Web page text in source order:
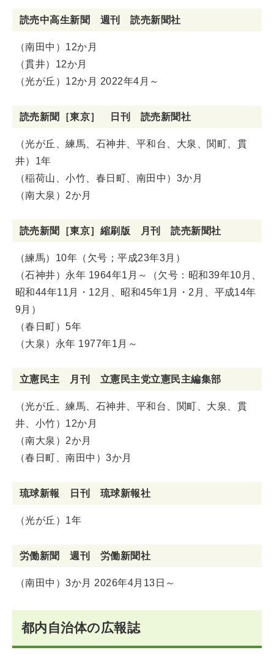
読売中高生新聞 週刊 読売新聞社
（南田中）12か月
（貫井）12か月
（光が丘）12か月 2022年4月～
読売新聞［東京］ 日刊 読売新聞社
（光が丘、練馬、石神井、平和台、大泉、関町、貫
井）1年
（稲荷山、小竹、春日町、南田中）3か月
（南大泉）2か月
読売新聞［東京］縮刷版 月刊 読売新聞社
（練馬）10年（欠号；平成23年3月）
（石神井）永年 1964年1月～（欠号：昭和39年10月、
昭和44年11月・12月、昭和45年1月・2月、平成14年
9月）
（春日町）5年
（大泉）永年 1977年1月～
立憲民主 月刊 立憲民主党立憲民主編集部
（光が丘、練馬、石神井、平和台、関町、大泉、貫
井、小竹）12か月
（南大泉）2か月
（春日町、南田中）3か月
琉球新報 日刊 琉球新報社
（光が丘）1年
労働新聞 週刊 労働新聞社
（南田中）3か月 2026年4月13日～
都内自治体の広報誌